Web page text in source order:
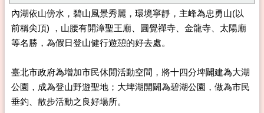
內湖依山傍水，碧山風景秀麗，環境寧靜，主峰為忠勇山(以
前稱尖頂) ，山腰有開漳聖王廟、圓覺禪寺、金龍寺、太陽廟
等名勝，為假日登山健行遊憩的好去處。
臺北市政府為增加市民休閒活動空間，將十四分埤闢建為大湖
公園，成為登山野遊聖地；大埤湖開闢為碧湖公園，做為市民
垂釣、散步活動之良好場所。